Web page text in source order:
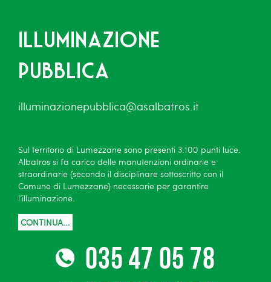
Illuminazione
pubblica
illuminazionepubblica@asalbatros.it
Sul territorio di Lumezzane sono presenti 3.100 punti luce.
Albatros si fa carico delle manutenzioni ordinarie e
straordinarie (secondo il disciplinare sottoscritto con il
Comune di Lumezzane) necessarie per garantire
l’illuminazione.
CONTINUA...